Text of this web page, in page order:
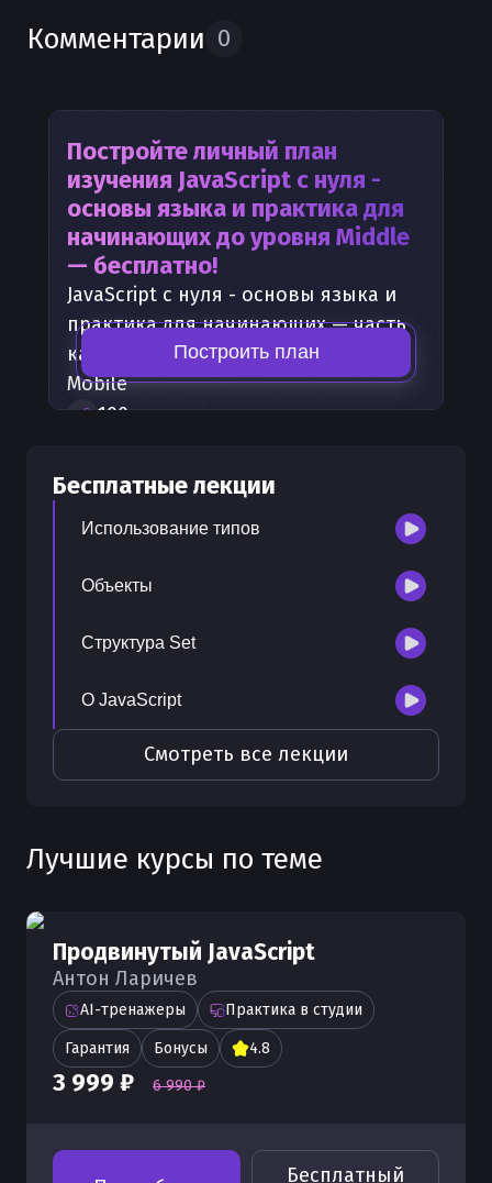
Комментарии 0
Постройте личный план
изучения JavaScript с нуля -
основы языка и практика для
начинающихдо уровня Middle
— бесплатно!
JavaScript с нуля - основы языка и
практика для начинающих— часть
карты развития Frontend, Backend,
Mobile
100+шагов развития
300 бонусных рублей
Построить план
Бесплатные лекции
Использование типов
Объекты
Структура Set
О JavaScript
Смотреть все лекции
Лучшие курсы по теме
Продвинутый JavaScript
Антон Ларичев
AI-тренажеры Практика в студии
Гарантия Бонусы 4.8
3 999 ₽ 6 990 ₽
Бесплатный